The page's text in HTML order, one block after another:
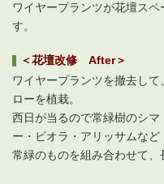
ワイヤープランツが花壇ス
す。
＜花壇改修 After＞
ワイヤープランツを撤去し
ローを植栽。
西日が当るので常緑樹のシ
ー・ビオラ・アリッサムなど
常緑のものを組み合わせて、